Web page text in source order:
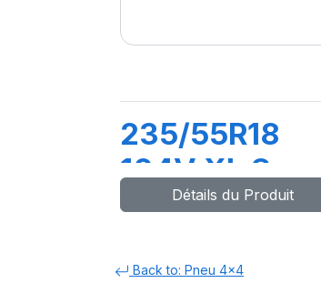
235/55R18
104V XL S-
VEASDétails du Produit
Back to: Pneu 4x4